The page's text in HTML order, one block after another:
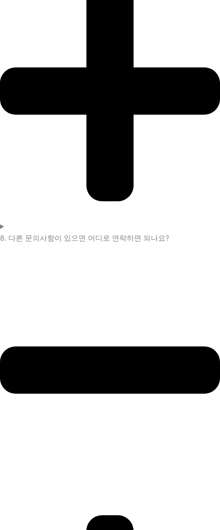
8. 다른 문의사항이 있으면 어디로 연락하면 되나요?